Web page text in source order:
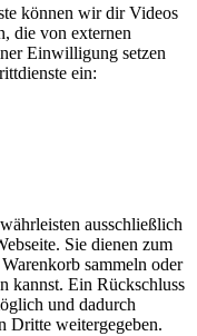
können wir dir Videos
die von externen
Einwilligung setzen
ein:
ausschließlich
Sie dienen zum
sammeln oder
kannst. Ein Rückschluss
und dadurch
Dritte weitergegeben.